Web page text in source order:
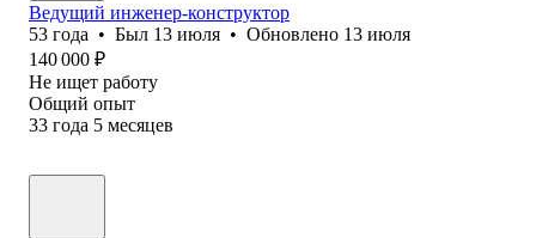
Ведущий инженер-конструктор
53 года • Был 13 июля • Обновлено 13 июля
140 000 ₽
Не ищет работу
Общий опыт
33 года 5 месяцев